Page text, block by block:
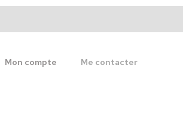
Mon compte Me contacter